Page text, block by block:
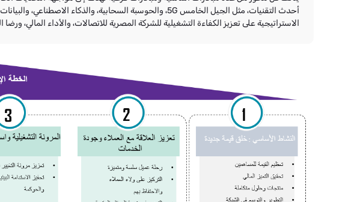
الاستراتيجية على تعزيز الكفاءة التشغيلية للشركة المصرية للاتصالات، والأداء المالي،